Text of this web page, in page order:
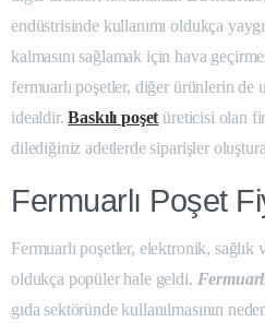
endüstrisinde kullanımı oldukça
kalmasını sağlamak için hava
fermuarlı poşetler, diğer ürünlerin de
idealdir.Baskılı poşet üreticisi olan
dilediğiniz adetlerde siparişler
Fermuarlı Poşet
Fermuarlı poşetler, elektronik, sağlık
oldukça popüler hale geldi.
gıda sektöründe kullanılmasının